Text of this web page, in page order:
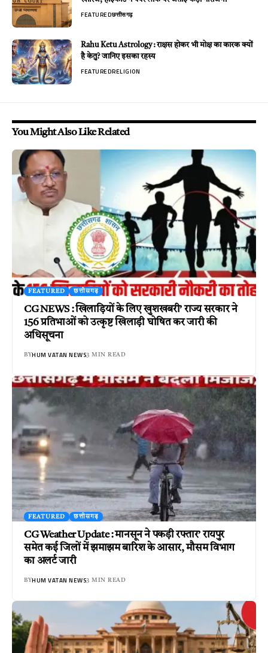
FEATUREDछत्तीसगढ़
Rahu Ketu Astrology : राक्षस होकर भी मोक्ष का कारक क्यों
है केतु? जानिए इसका रहस्य
FEATUREDRELIGION
You Might Also Like Related
FEATURED छत्तीसगढ़
CG NEWS : खिलाड़ियों के लिए खुशखबरी’ राज्य सरकार ने
156 प्रतिभाओं को उत्कृष्ट खिलाड़ी घोषित कर जारी की
अधिसूचना
BYHUM VATAN NEWS3 MIN READ
FEATURED छत्तीसगढ़
CG Weather Update : मानसून ने पकड़ी रफ्तार’ रायपुर
समेत कई जिलों में झमाझम बारिश के आसार, मौसम विभाग
का अलर्ट जारी
BYHUM VATAN NEWS3 MIN READ